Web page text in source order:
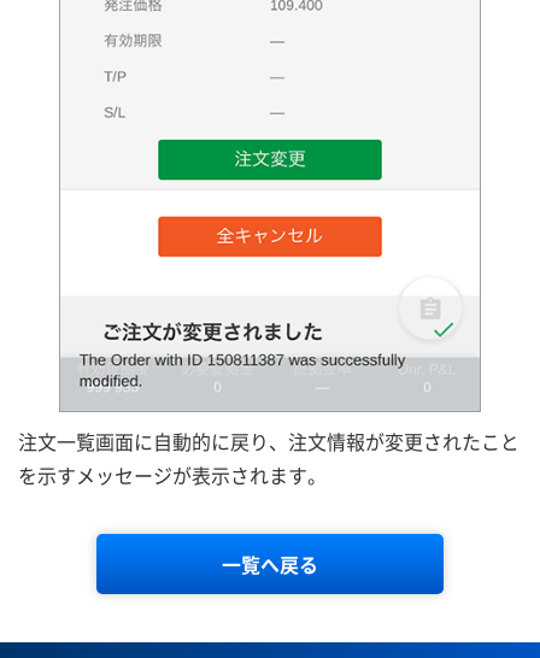
注文一覧画面に自動的に戻り、注文情報が変更されたこと
を示すメッセージが表示されます。
一覧へ戻る